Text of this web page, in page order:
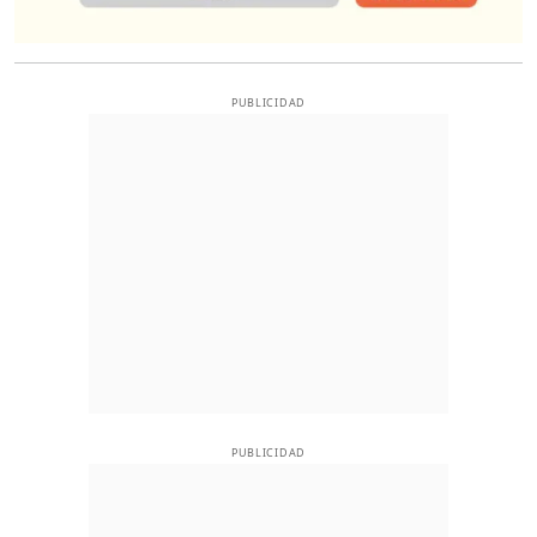
PUBLICIDAD
PUBLICIDAD